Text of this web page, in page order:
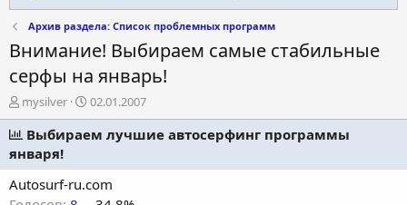
Архив раздела: Список проблемных программ
Внимание! Выбираем самые стабильные
серфы на январь!
А
в
о
р
т
е
mysilver
Д
а
т
н
а
02.01.2007
Выбираем лучшие автосерфинг программы
января!
Autosurf-ru.com